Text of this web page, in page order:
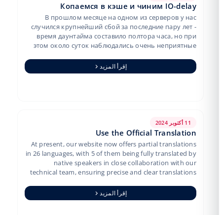
Копаемся в кэше и чиним IO-delay
В прошлом месяце на одном из серверов у нас
случился крупнейший сбой за последние пару лет -
время даунтайма составило полтора часа, но при
этом около суток наблюдались очень неприятные
إقرأ المزيد
11 أكتوبر 2024
Use the Official Translation
At present, our website now offers partial translations
in 26 languages, with 5 of them being fully translated by
native speakers in close collaboration with our
technical team, ensuring precise and clear translations
إقرأ المزيد